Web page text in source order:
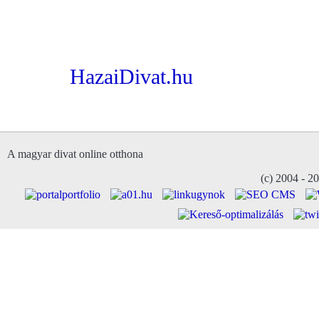
HazaiDivat.hu
A magyar divat online otthona
(c) 2004 -